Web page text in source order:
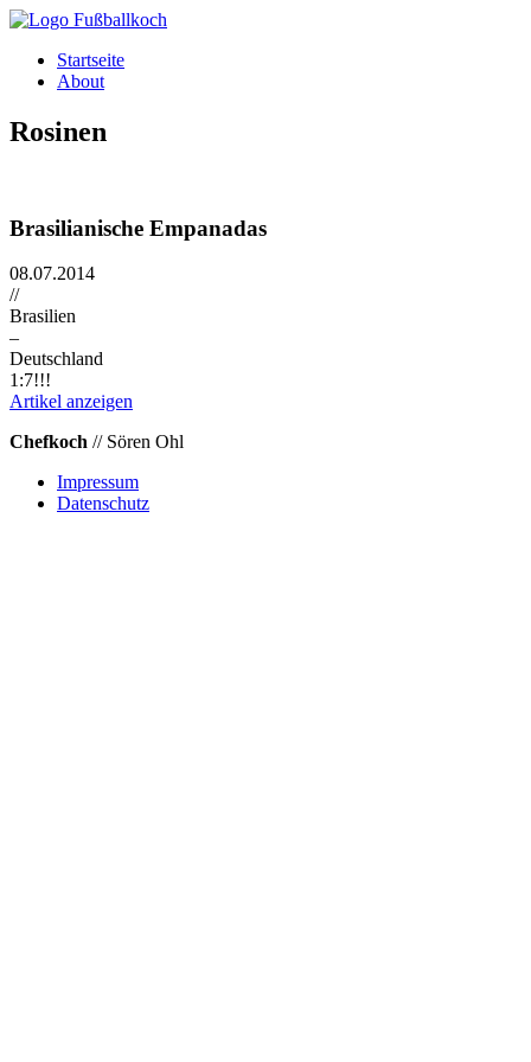
Direkt zum Inhalt
Startseite
About
Rosinen
Brasilianische Empanadas
08.07.2014
//
Brasilien
–
Deutschland
1:7!!!
Artikel anzeigen
Chefkoch // Sören Ohl
Impressum
Datenschutz